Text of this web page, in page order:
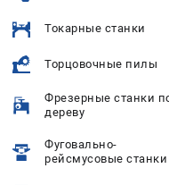
Токарные станки
Торцовочные пилы
Фрезерные станки
дереву
Фуговально-
рейсмусовые станки